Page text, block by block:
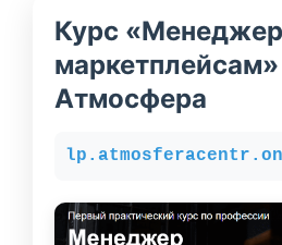
Курс
Атмосфера